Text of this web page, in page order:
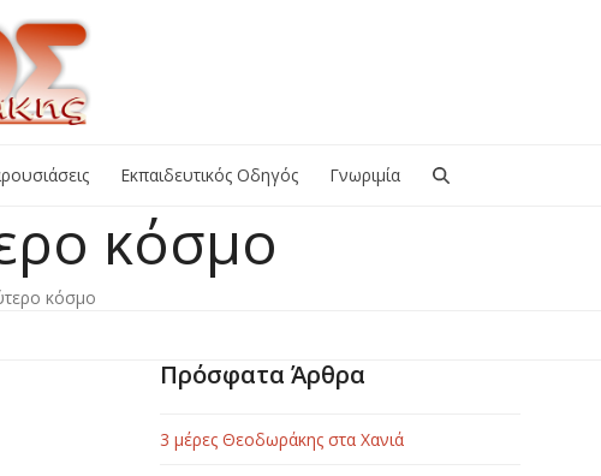
Εκπαιδευτικός Οδηγός Γνωριμία
κόσμο
κόσμο
Πρόσφατα Άρθρα
3 μέρες Θεοδωράκης στα Χανιά